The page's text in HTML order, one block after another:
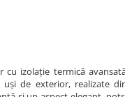
cu izolație termică
de exterior, realizate